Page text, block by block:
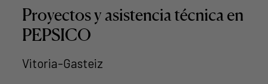
Proyectos y asistencia técnica en
PEPSICO
Vitoria-Gasteiz